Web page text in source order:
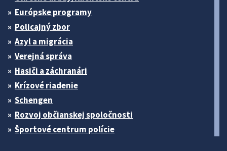
Európske programy
Policajný zbor
Azyl a migrácia
Verejná správa
Hasiči a záchranári
Krízové riadenie
Schengen
Rozvoj občianskej spoločnosti
Športové centrum polície